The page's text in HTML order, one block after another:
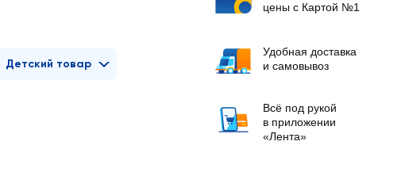
Детский товар
цены с Картой №1
Удобная доставка
и самовывоз
Всё под рукой
в приложении
«Лента»